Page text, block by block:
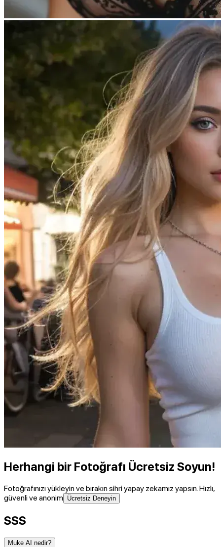
Herhangi bir Fotoğrafı Ücretsiz Soyun!
Fotoğrafınızı yükleyin ve bırakın sihri yapay zekamız yapsın. Hızlı,
güvenli ve anonim Ücretsiz Deneyin
SSS
Muke AI nedir?